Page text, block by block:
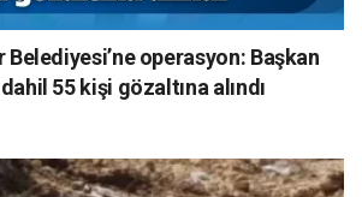
Belediyesi’ne operasyon: Başkan
55 kişi gözaltına alındı